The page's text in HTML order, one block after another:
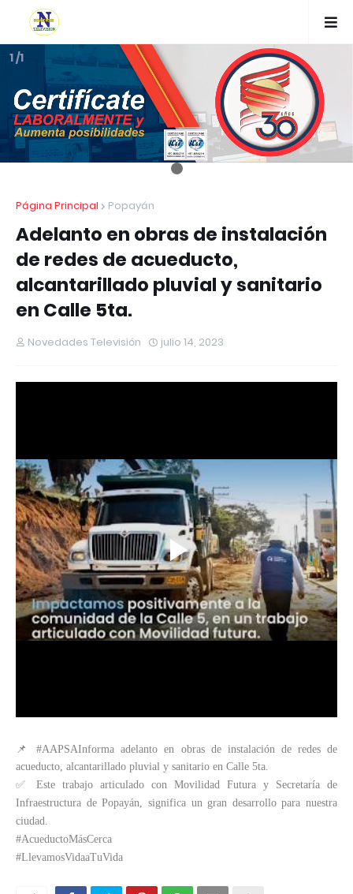
1 /1
Página Principal Popayán
Adelanto en obras de instalación
de redes de acueducto,
alcantarillado pluvial y sanitario
en Calle 5ta.
Novedades Televisión julio 14, 2023
📌 #AAPSAInforma adelanto en obras de instalación de redes de
acueducto, alcantarillado pluvial y sanitario en Calle 5ta.
✅ Este trabajo articulado con Movilidad Futura y Secretaría de
Infraestructura de Popayán, significa un gran desarrollo para nuestra
ciudad.
#AcueductoMásCerca
#LlevamosVidaaTuVida